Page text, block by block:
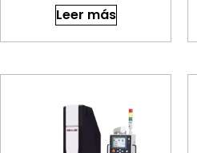
Leer más